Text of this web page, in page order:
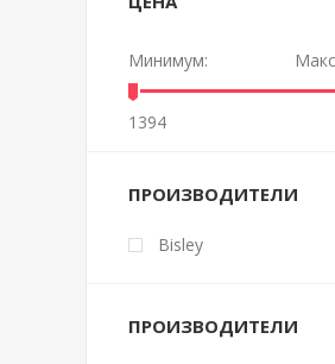
Минимум:
1394
ПРОИЗВОДИТЕЛИ
Bisley
ПРОИЗВОДИТЕЛИ